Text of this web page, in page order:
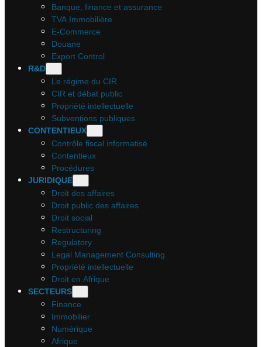
Banque, finance et assurance
TVA Immobilière
E-Commerce
Douane
Export Control
R&D
Le régime du CIR
CIR et débat public
Propriété intellectuelle
Subventions publiques
CONTENTIEUX
Contrôle fiscal informatisé
Contentieux
Procédures
JURIDIQUE
Droit des affaires
Droit public des affaires
Droit social
Restructuring
Regulatory
Legal Management Consulting
Propriété intellectuelle
Droit en Afrique
SECTEURS
Finance
Immobilier
Numérique
Afrique